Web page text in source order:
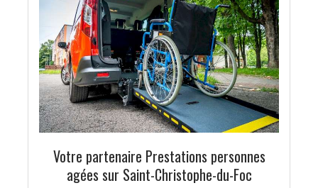
Votre partenaire Prestations personnes
agées sur Saint-Christophe-du-Foc